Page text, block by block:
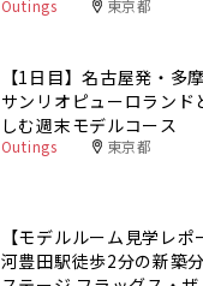
Outings 東京都
【1日目】名古屋発・多
サンリオピューロランド
しむ週末モデルコース
Outings 東京都
【モデルルーム見学レ
河豊田駅徒歩2分の新築